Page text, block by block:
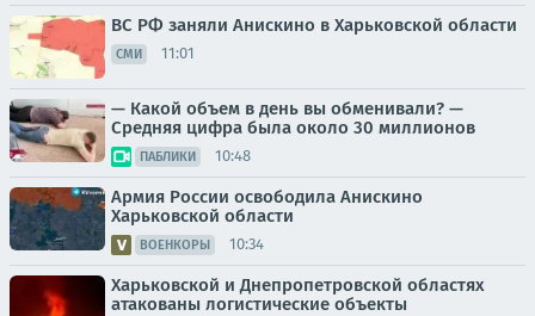
ВС РФ заняли Анискино в Харьковской области
СМИ 11:01
— Какой объем в день вы обменивали? —
Средняя цифра была около 30 миллионов
ПАБЛИКИ 10:48
Армия России освободила Анискино
Харьковской области
ВОЕНКОРЫ 10:34
Харьковской и Днепропетровской областях
атакованы логистические объекты